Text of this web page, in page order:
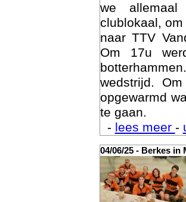
we
clublokaal,
naar TTV
Om 17u
wedstrijd.
opgewarmd
te gaan.
- lees meer -
04/06/25 - Berkes in